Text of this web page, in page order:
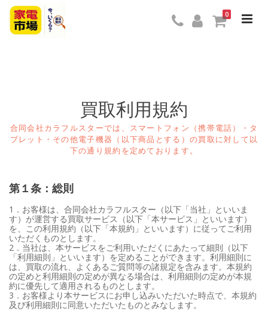
0
買取利用規約
合同会社カラフルスターでは、スマートフォン（携帯電話）・タ
ブレット・その他電子機器（以下商品とする）の買取に対して以
下の通り規約を定めております。
第１条：総則
1．お客様は、合同会社カラフルスター（以下「当社」といいま
す）が運営する買取サービス（以下「本サービス」といいます）
を、この利用規約（以下「本規約」といいます）に従ってご利用
いただくものとします。
2．当社は、本サービスをご利用いただくにあたって細則（以下
「利用細則」といいます）を定めることができます。利用細則に
は、買取の流れ、よくあるご質問等の諸規定を含みます。本規約
の定めと利用細則の定めが異なる場合は、利用細則の定めが本規
約に優先して適用されるものとします。
3．お客様より本サービスにお申し込みいただいた時点で、本規約
及び利用細則に同意いただいたものとみなします。